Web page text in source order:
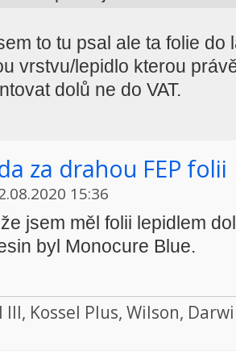
to tu psal ale ta folie
vrstvu/lepidlo kterou
dolů ne do VAT.
za drahou FEP folii
15:36
jsem měl folii lepidlem
byl Monocure Blue.
III, Kossel Plus, Wilson,